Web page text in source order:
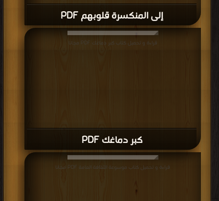
إلى المنكسرة قلوبهم PDF
كبر دماغك PDF
قراءة و تحميل كتاب كبر دماغك PDF مجانا
قراءة و تحميل كتاب موسوعة الثقافة العامة PDF مجانا